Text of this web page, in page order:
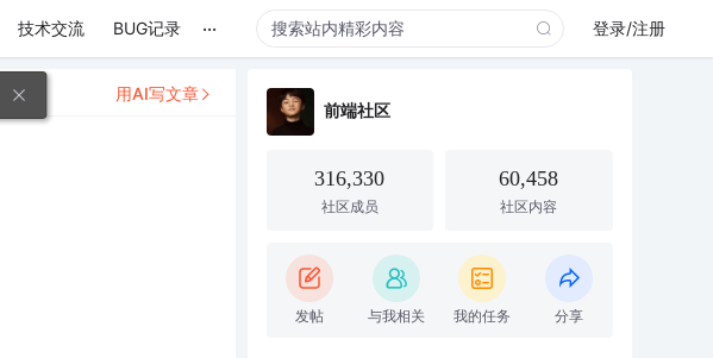
技术交流 BUG记录 ... 登录/注册
用AI写文章
前端社区
316,330
社区成员
60,458
社区内容
发帖 与我相关 我的任务 分享